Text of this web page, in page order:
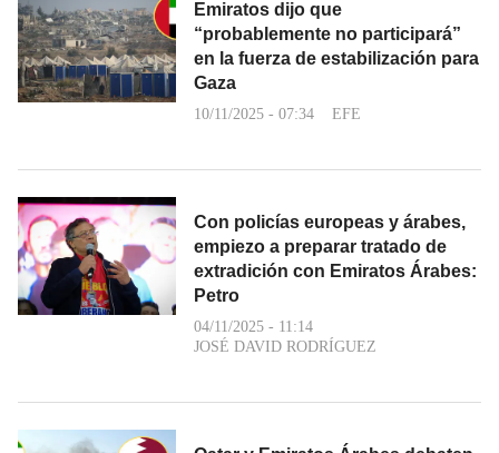
Emiratos dijo que
“probablemente no participará”
en la fuerza de estabilización para
Gaza
10/11/2025 - 07:34 EFE
Con policías europeas y árabes,
empiezo a preparar tratado de
extradición con Emiratos Árabes:
Petro
04/11/2025 - 11:14
JOSÉ DAVID RODRÍGUEZ